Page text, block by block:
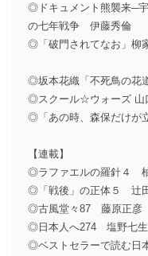
◎ドキュメント熊襲来─
の七年戦争 伊藤秀倫
◎「破門されてなお」柳
◎坂本花織「不死鳥の花
◎スクール☆ウォーズ 山
◎「あの時、森保だけが
【連載】
◎ラファエルの羅針４
◎「戦後」の正体５ 辻
◎古風堂々87 藤原正彦
◎日本人へ274 塩野七生
◎ベストセラーで読む日